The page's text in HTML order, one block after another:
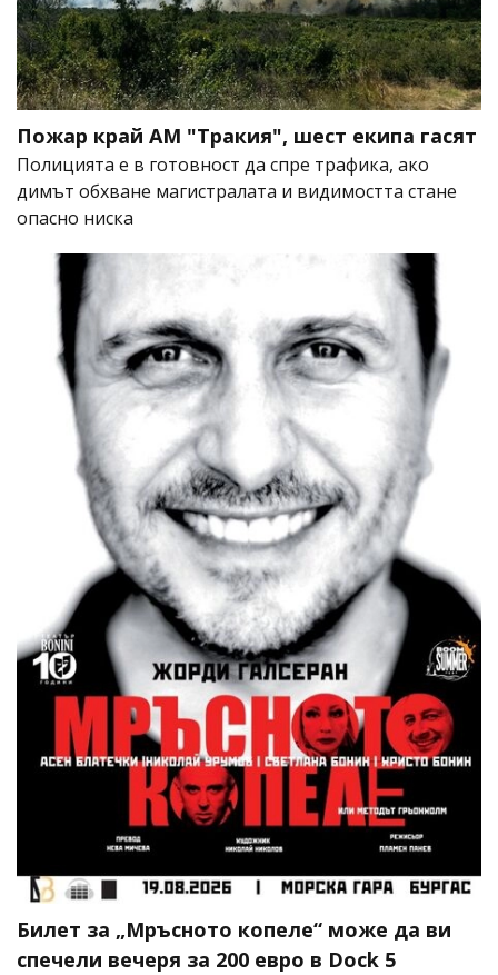
Пожар край АМ "Тракия", шест екипа гасят
Полицията е в готовност да спре трафика, ако
димът обхване магистралата и видимостта стане
опасно ниска
Билет за „Мръсното копеле“ може да ви
спечели вечеря за 200 евро в Dock 5